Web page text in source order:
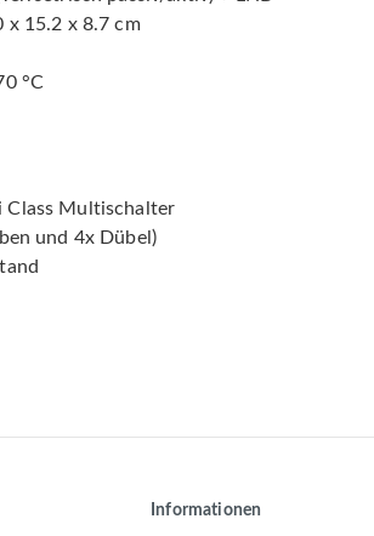
x 15.2 x 8.7 cm
°C
Class Multischalter
und 4x Dübel)
Informationen